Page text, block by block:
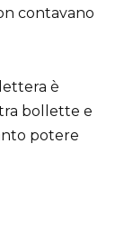
contavano
è
bollette e
potere